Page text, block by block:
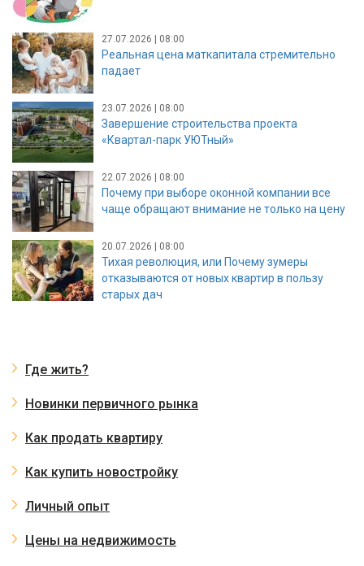
27.07.2026 | 08:00
Реальная цена маткапитала стремительно
падает
23.07.2026 | 08:00
Завершение строительства проекта
«Квартал-парк УЮТный»
22.07.2026 | 08:00
Почему при выборе оконной компании все
чаще обращают внимание не только на цену
20.07.2026 | 08:00
Тихая революция, или Почему зумеры
отказываются от новых квартир в пользу
старых дач
Где жить?
Новинки первичного рынка
Как продать квартиру
Как купить новостройку
Личный опыт
Цены на недвижимость